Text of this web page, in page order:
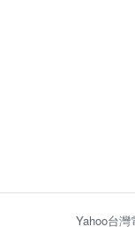
Yahoo台